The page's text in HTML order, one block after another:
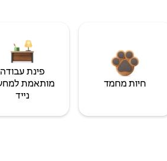
חיות מחמד
פינת עבודה
מותאמת
נייד